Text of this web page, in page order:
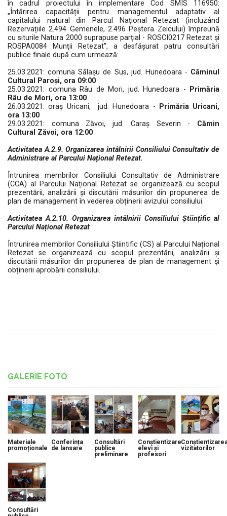
în cadrul proiectului în implementare Cod SMIS 116950:
„Întărirea capacității pentru managementul adaptativ al
capitalului natural din Parcul Național Retezat (incluzând
Rezervațiile 2.494 Gemenele, 2.496 Peștera Zeicului) împreună
cu siturile Natura 2000 suprapuse parțial - ROSCI0217 Retezat și
ROSPA0084 Munții Retezat”, a desfășurat patru consultări
publice finale după cum urmează:
25.03.2021: comuna Sălașu de Sus, jud. Hunedoara - Căminul
Cultural Paroși, ora 09:00
25.03.2021: comuna Râu de Mori, jud. Hunedoara -
Primăria
Râu de Mori, ora 13:00
26.03.2021: oraș Uricani, jud. Hunedoara -
Primăria Uricani,
ora 13:00
29.03.2021: comuna Zăvoi, jud. Caraș Severin - Cămin
Cultural Zăvoi, ora 12:00
Activitatea A.2.9. Organizarea întâlnirii Consiliului Consultativ de
Administrare al Parcului Național Retezat.
Întrunirea membrilor Consiliului Consultativ de Administrare
(CCA) al Parcului Național Retezat se organizează cu scopul
prezentării, analizării și discutării măsurilor din propunerea de
plan de management în vederea obținerii avizului consiliului.
Activitatea A.2.10. Organizarea întâlnirii Consiliului Științific al
Parcului Național Retezat
Întrunirea membrilor Consiliului Știintific (CS) al Parcului Național
Retezat se organizează cu scopul prezentării, analizării și
discutării măsurilor din propunerea de plan de management și
obținerii aprobării consiliului.
GALERIE FOTO
Materiale
promoționale
Conferința
de lansare
Consultări
publice
preliminare
Conștientizare
elevi și
profesori
vizitatorilor
Consultări